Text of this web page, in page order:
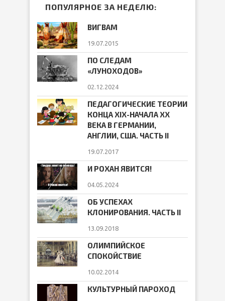
ПОПУЛЯРНОЕ ЗА НЕДЕЛЮ:
ВИГВАМ
19.07.2015
ПО СЛЕДАМ
«ЛУНОХОДОВ»
02.12.2024
ПЕДАГОГИЧЕСКИЕ ТЕОРИИ
КОНЦА ХIХ-НАЧАЛА ХХ
ВЕКА В ГЕРМАНИИ,
АНГЛИИ, США. ЧАСТЬ II
19.07.2017
И РОХАН ЯВИТСЯ!
04.05.2024
ОБ УСПЕХАХ
КЛОНИРОВАНИЯ. ЧАСТЬ II
13.09.2018
ОЛИМПИЙСКОЕ
СПОКОЙСТВИЕ
10.02.2014
КУЛЬТУРНЫЙ ПАРОХОД